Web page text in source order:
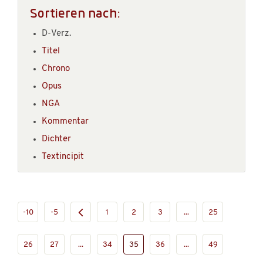
Sortieren nach:
D-Verz.
Titel
Chrono
Opus
NGA
Kommentar
Dichter
Textincipit
-10 -5 1 2 3 ... 25
26 27 ... 34 35 36 ... 49